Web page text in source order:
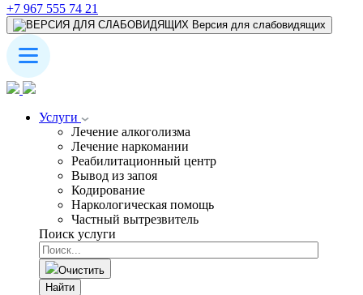
+7 967 555 74 21
Версия для слабовидящих
Услуги
Лечение алкоголизма
Лечение наркомании
Реабилитационный центр
Вывод из запоя
Кодирование
Наркологическая помощь
Частный вытрезвитель
Поиск услуги
Очистить
Найти